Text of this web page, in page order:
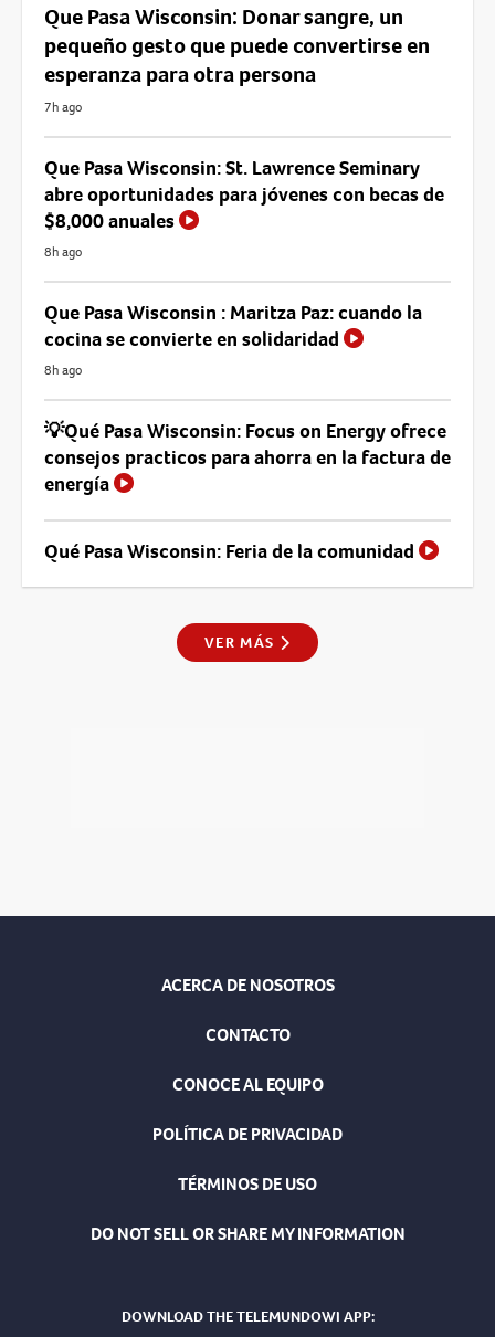
Que Pasa Wisconsin: Donar sangre, un
pequeño gesto que puede convertirse en
esperanza para otra persona
7h ago
Que Pasa Wisconsin: St. Lawrence Seminary
abre oportunidades para jóvenes con becas de
$8,000 anuales
8h ago
Que Pasa Wisconsin : Maritza Paz: cuando la
cocina se convierte en solidaridad
8h ago
💡Qué Pasa Wisconsin: Focus on Energy ofrece
consejos practicos para ahorra en la factura de
energía
Qué Pasa Wisconsin: Feria de la comunidad
VER MÁS
ACERCA DE NOSOTROS
CONTACTO
CONOCE AL EQUIPO
POLÍTICA DE PRIVACIDAD
TÉRMINOS DE USO
DO NOT SELL OR SHARE MY INFORMATION
DOWNLOAD THE TELEMUNDOWI APP: